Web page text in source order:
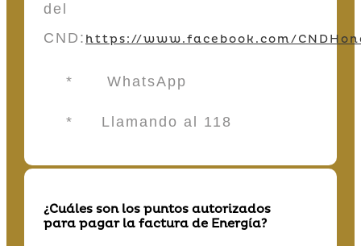
del
CND: https://www.facebook.com/
* WhatsApp
* Llamando al 118
¿Cuáles son los puntos autorizados
para pagar la factura de Energía?